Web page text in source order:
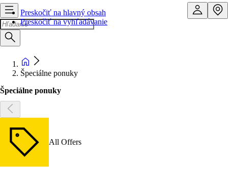
Preskočiť na hlavný obsah
Preskočiť na vyhľadávanie
Špeciálne ponuky
Špeciálne ponuky
All Offers